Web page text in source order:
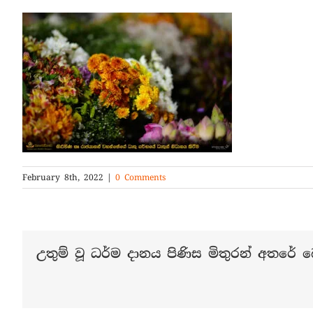
February 8th, 2022 | 0 Comments
උතුම් වූ ධර්ම දානය පිණිස මිතුරන් අතරේ